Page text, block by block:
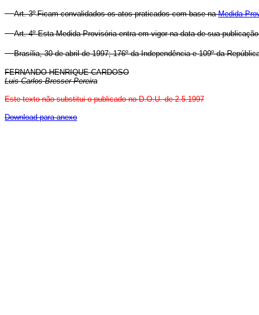
Art. 3º Ficam convalidados os atos praticados com base naMedida
Art. 4º Esta Medida Provisória entra em vigor na data de sua
Brasília, 30 de abril de 1997; 176º da Independência e 109º da
FERNANDO HENRIQUE CARDOSO
Luis Carlos Bresser Pereira
Este texto não substitui o publicado no D.O.U. de 2.5.1997
Download para anexo